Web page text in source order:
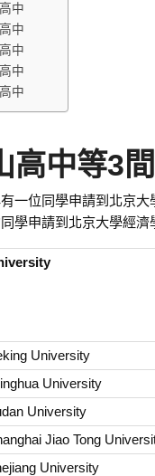
中
中
中
中
中
高中等3
一位同學申請到北京
學申請到北京大學經濟
University
University
University
Jiao Tong
University